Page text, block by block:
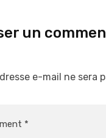
un
e-mail ne sera